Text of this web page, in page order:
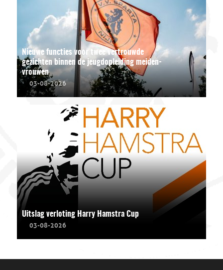
Nieuwe functies voor twee vertrouwde
gezichten binnen de jeugdopleiding meiden-
vrouwen
03-08-2026
Uitslag verloting Harry Hamstra Cup
03-08-2026